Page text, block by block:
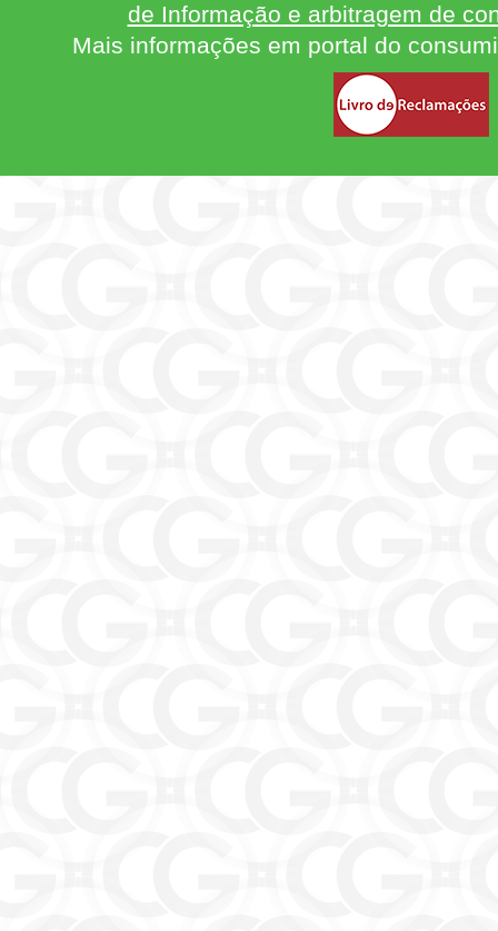
de Informação e arbitragem de
Mais informações em portal do